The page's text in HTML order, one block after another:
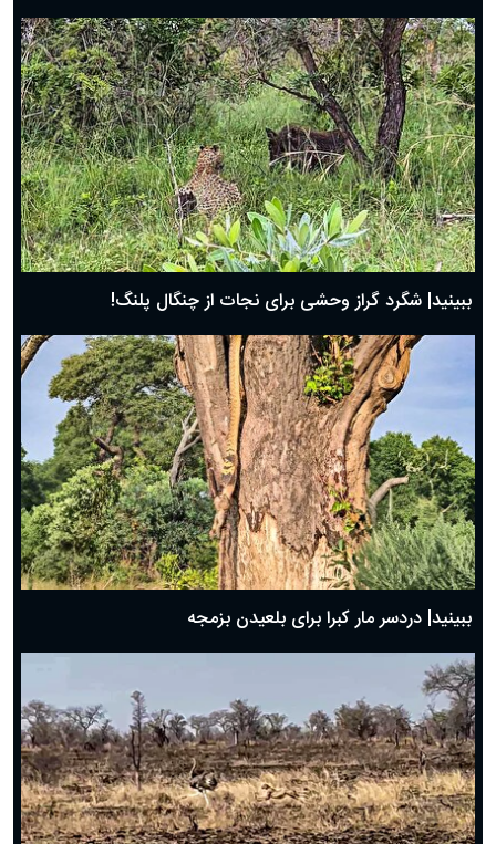
ببینید| شگرد گراز وحشی برای نجات از چنگال پلنگ!
ببینید| دردسر مار کبرا برای بلعیدن بزمجه